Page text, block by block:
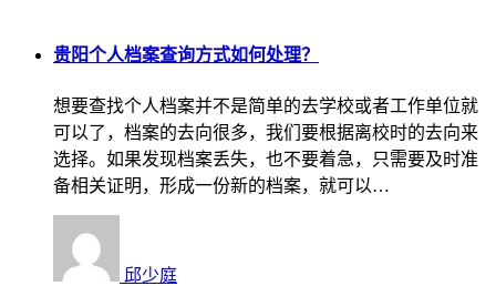
贵阳个人档案查询方式如何处理？
想要查找个人档案并不是简单的去学校或者工作单位就
可以了，档案的去向很多，我们要根据离校时的去向来
选择。如果发现档案丢失，也不要着急，只需要及时准
备相关证明，形成一份新的档案，就可以…
邱少庭